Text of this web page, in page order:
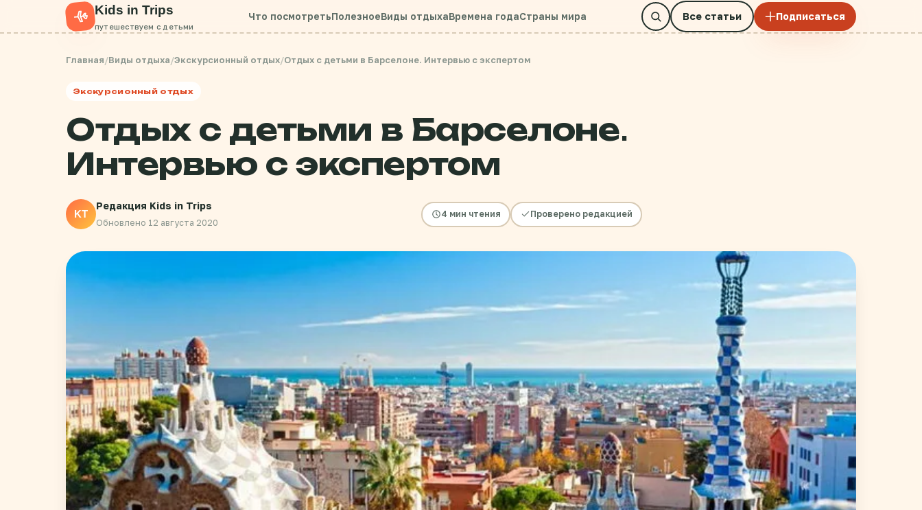
Kids in Trips
путешествуем с детьми
Что посмотретьПолезноеВиды отдыхаВремена годаСтраны мира Все статьи Подписаться
Главная/Виды отдыха/Экскурсионный отдых/Отдых с детьми в Барселоне. Интервью с экспертом
Экскурсионный отдых
Отдых с детьми в Барселоне.
Интервью с экспертом
KT
Редакция Kids in Trips
Обновлено 12 августа 2020
4 мин чтения Проверено редакцией